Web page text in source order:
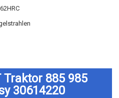
Traktor 885 985
30614220